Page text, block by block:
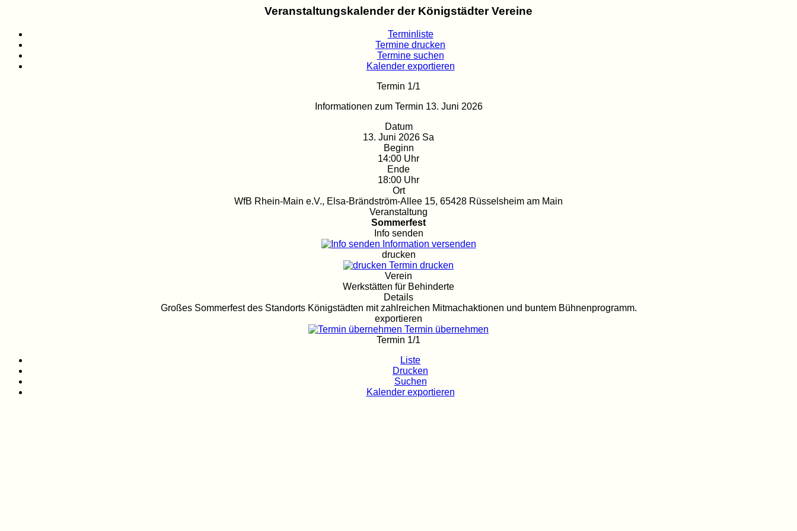
Veranstaltungskalender der Königstädter Vereine
Terminliste
Termine drucken
Termine suchen
Kalender exportieren
Termin 1/1
Informationen zum Termin 13. Juni 2026
Datum
13. Juni 2026 Sa
Beginn
14:00 Uhr
Ende
18:00 Uhr
Ort
WfB Rhein-Main e.V., Elsa-Brändström-Allee 15, 65428 Rüsselsheim am Main
Veranstaltung
Sommerfest
Info senden
Information versenden
drucken
Termin drucken
Verein
Werkstätten für Behinderte
Details
Großes Sommerfest des Standorts Königstädten mit zahlreichen Mitmachaktionen und buntem Bühnenprogramm.
exportieren
Termin übernehmen
Termin 1/1
Liste
Drucken
Suchen
Kalender exportieren